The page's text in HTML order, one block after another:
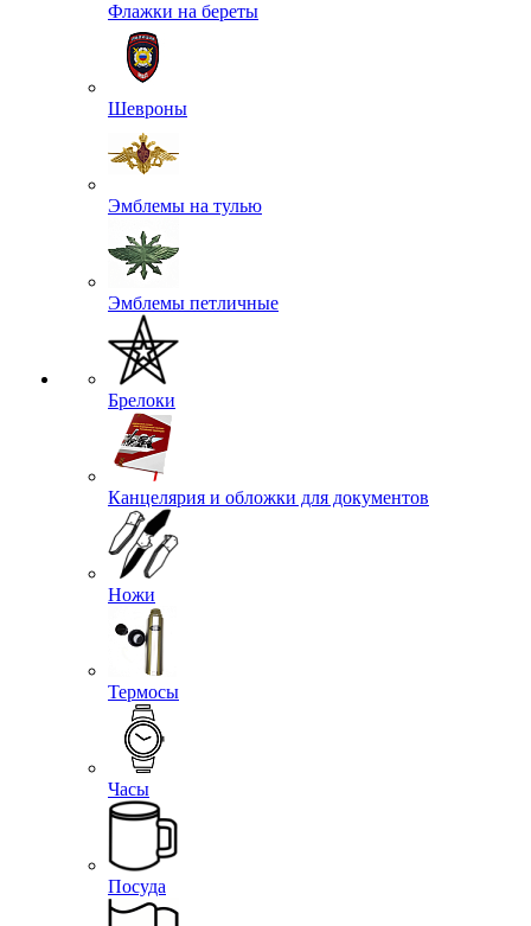
Флажки на береты
Шевроны
Эмблемы на тулью
Эмблемы петличные
Брелоки
Канцелярия и обложки для документов
Ножи
Термосы
Часы
Посуда